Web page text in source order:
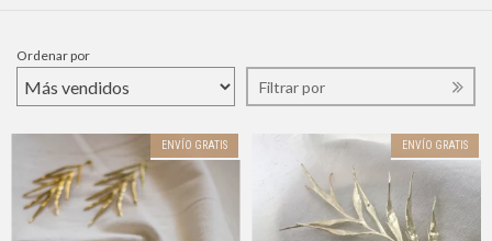
Ordenar por
Filtrar por
ENVÍO GRATIS ENVÍO GRATIS